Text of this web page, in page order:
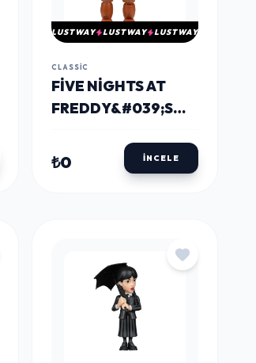
LUSTWAY LUSTWAY LUSTWAY
CLASSIC
FIVE NIGHTS AT
FREDDY&#039;S
₺0 İNCELE